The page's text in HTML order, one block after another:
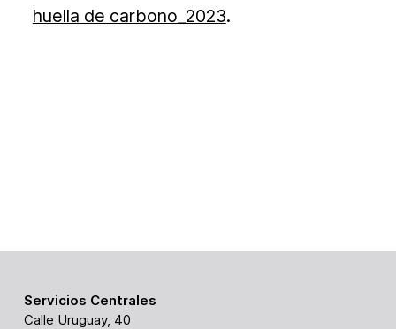
huella de carbono_2023.
Servicios Centrales
Calle Uruguay, 40